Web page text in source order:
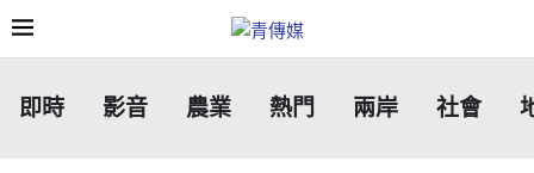
即時 影音 農業 熱門 兩岸 社會